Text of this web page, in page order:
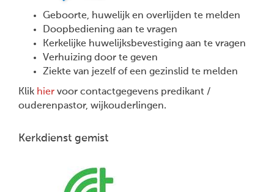
Geboorte, huwelijk en overlijden te melden
Doopbediening aan te vragen
Kerkelijke huwelijksbevestiging aan te vragen
Verhuizing door te geven
Ziekte van jezelf of een gezinslid te melden
Klik hier voor contactgegevens predikant /
ouderenpastor, wijkouderlingen.
Kerkdienst gemist